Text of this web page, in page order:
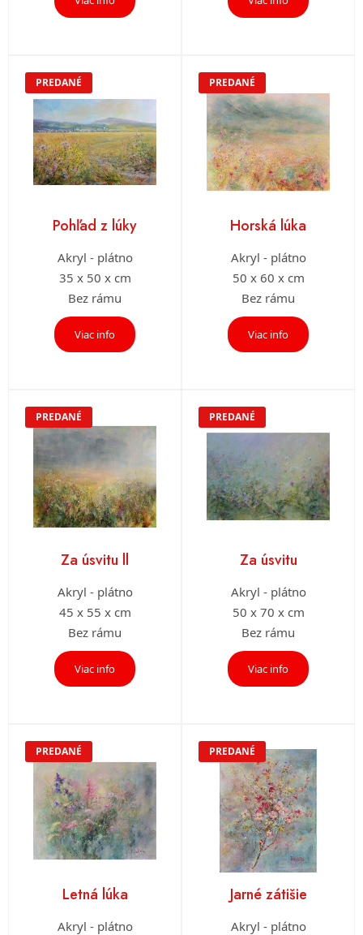
PREDANÉ
Pohľad z lúky
Akryl - plátno
35 x 50 x cm
Bez rámu
Viac info
PREDANÉ
Horská lúka
Akryl - plátno
50 x 60 x cm
Bez rámu
Viac info
PREDANÉ
Za úsvitu ll
Akryl - plátno
45 x 55 x cm
Bez rámu
Viac info
PREDANÉ
Za úsvitu
Akryl - plátno
50 x 70 x cm
Bez rámu
Viac info
PREDANÉ
Letná lúka
Akryl - plátno
PREDANÉ
Jarné zátišie
Akryl - plátno